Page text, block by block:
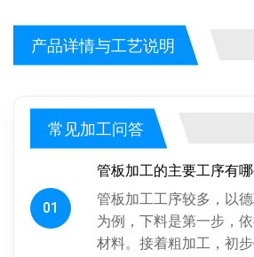
产品详情与工艺说明
常见加工问答
01
管板加工的主要工序有哪
管板加工工序较多，以
为例，下料是第一步，
材料。接着粗加工，初